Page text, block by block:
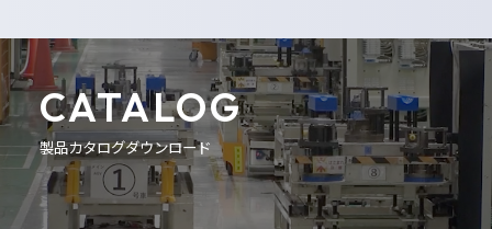
CATALOG
製品カタログダウンロード